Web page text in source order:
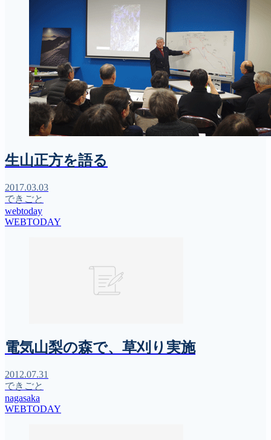
生山正方を語る
2017.03.03
できごと
webtoday
WEBTODAY
電気山梨の森で、草刈り実施
2012.07.31
できごと
nagasaka
WEBTODAY